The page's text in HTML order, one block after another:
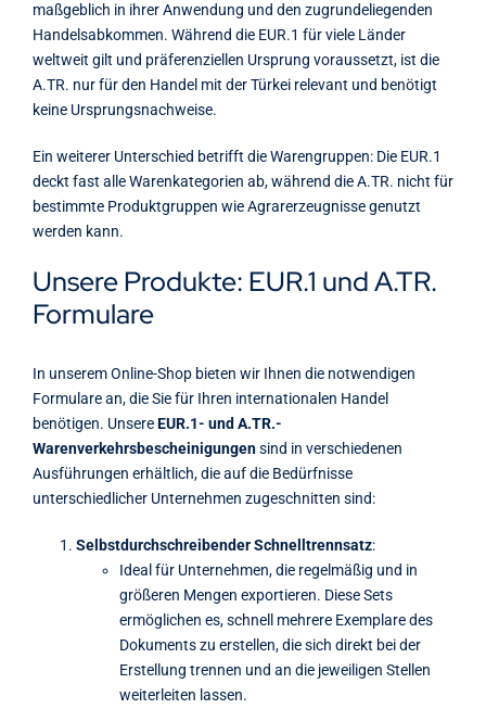
maßgeblich in ihrer Anwendung und den zugrundeliegenden
Handelsabkommen. Während die EUR.1 für viele Länder
weltweit gilt und präferenziellen Ursprung voraussetzt, ist die
A.TR. nur für den Handel mit der Türkei relevant und benötigt
keine Ursprungsnachweise.
Ein weiterer Unterschied betrifft die Warengruppen: Die EUR.1
deckt fast alle Warenkategorien ab, während die A.TR. nicht für
bestimmte Produktgruppen wie Agrarerzeugnisse genutzt
werden kann.
Unsere Produkte: EUR.1 und A.TR.
Formulare
In unserem Online-Shop bieten wir Ihnen die notwendigen
Formulare an, die Sie für Ihren internationalen Handel
benötigen. UnsereEUR.1- und A.TR.-
Warenverkehrsbescheinigungensind in verschiedenen
Ausführungen erhältlich, die auf die Bedürfnisse
unterschiedlicher Unternehmen zugeschnitten sind:
Selbstdurchschreibender Schnelltrennsatz:
Ideal für Unternehmen, die regelmäßig und in
größeren Mengen exportieren. Diese Sets
ermöglichen es, schnell mehrere Exemplare des
Dokuments zu erstellen, die sich direkt bei der
Erstellung trennen und an die jeweiligen Stellen
weiterleiten lassen.